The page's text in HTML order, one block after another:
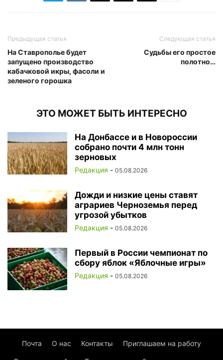
Предыдущая статья
На Ставрополье будет
запущено производство
кабачковой икры, фасоли и
зеленого горошка
Следующая статья
Судьбы его простое
полотно…
ЭТО МОЖЕТ БЫТЬ ИНТЕРЕСНО
На Донбассе и в Новороссии
собрано почти 4 млн тонн
зерновых
Редакция - 05.08.2026
Дожди и низкие цены ставят
аграриев Черноземья перед
угрозой убытков
Редакция - 05.08.2026
Первый в России чемпионат по
сбору яблок «Яблочные игры»
Редакция - 05.08.2026
Почта О нас Контакты Приглашаем на работу